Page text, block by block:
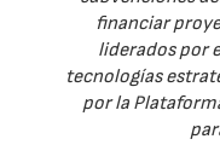
financiar
liderados por
tecnologías
por la